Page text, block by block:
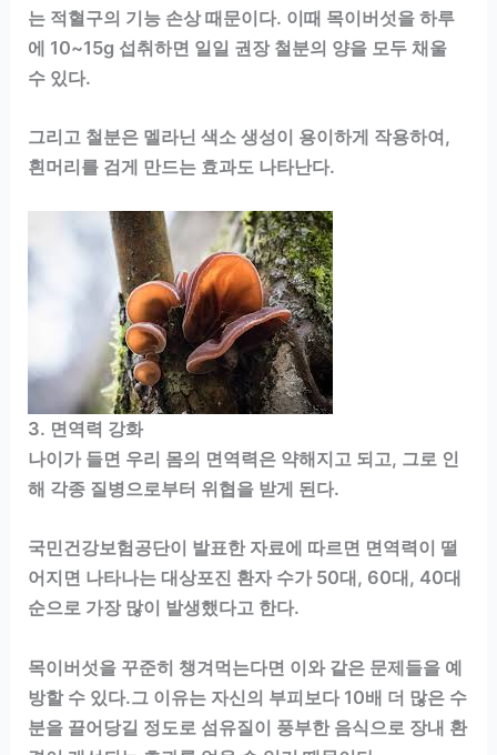
는 적혈구의 기능 손상 때문이다. 이때 목이버섯을 하루
에 10~15g 섭취하면 일일 권장 철분의 양을 모두 채울
수 있다.
그리고 철분은 멜라닌 색소 생성이 용이하게 작용하여,
흰머리를 검게 만드는 효과도 나타난다.
3. 면역력 강화
나이가 들면 우리 몸의 면역력은 약해지고 되고, 그로 인
해 각종 질병으로부터 위협을 받게 된다.
국민건강보험공단이 발표한 자료에 따르면 면역력이 떨
어지면 나타나는 대상포진 환자 수가 50대, 60대, 40대
순으로 가장 많이 발생했다고 한다.
목이버섯을 꾸준히 챙겨먹는다면 이와 같은 문제들을 예
방할 수 있다.그 이유는 자신의 부피보다 10배 더 많은 수
분을 끌어당길 정도로 섬유질이 풍부한 음식으로 장내 환